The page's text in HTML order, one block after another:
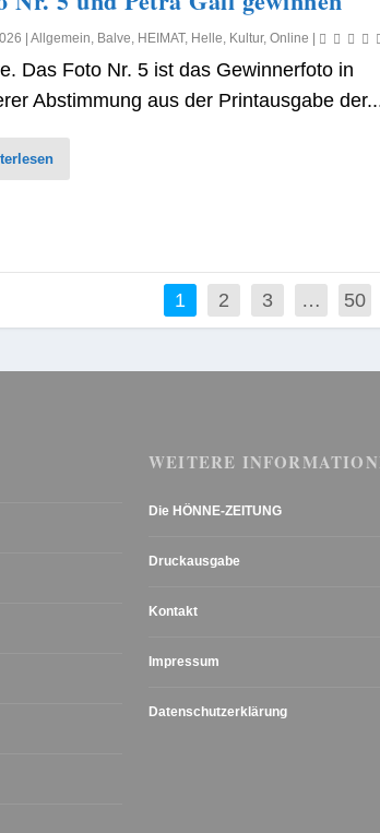
Allgemein, Balve, HEIMAT, Helle, Kultur, Online
Das Foto Nr. 5 ist das Gewinnerfoto in
Abstimmung aus der Printausgabe
1 2 3 … 50
WEITERE
Die HÖNNE-ZEITUNG
Druckausgabe
Kontakt
Impressum
Datenschutzerklärung